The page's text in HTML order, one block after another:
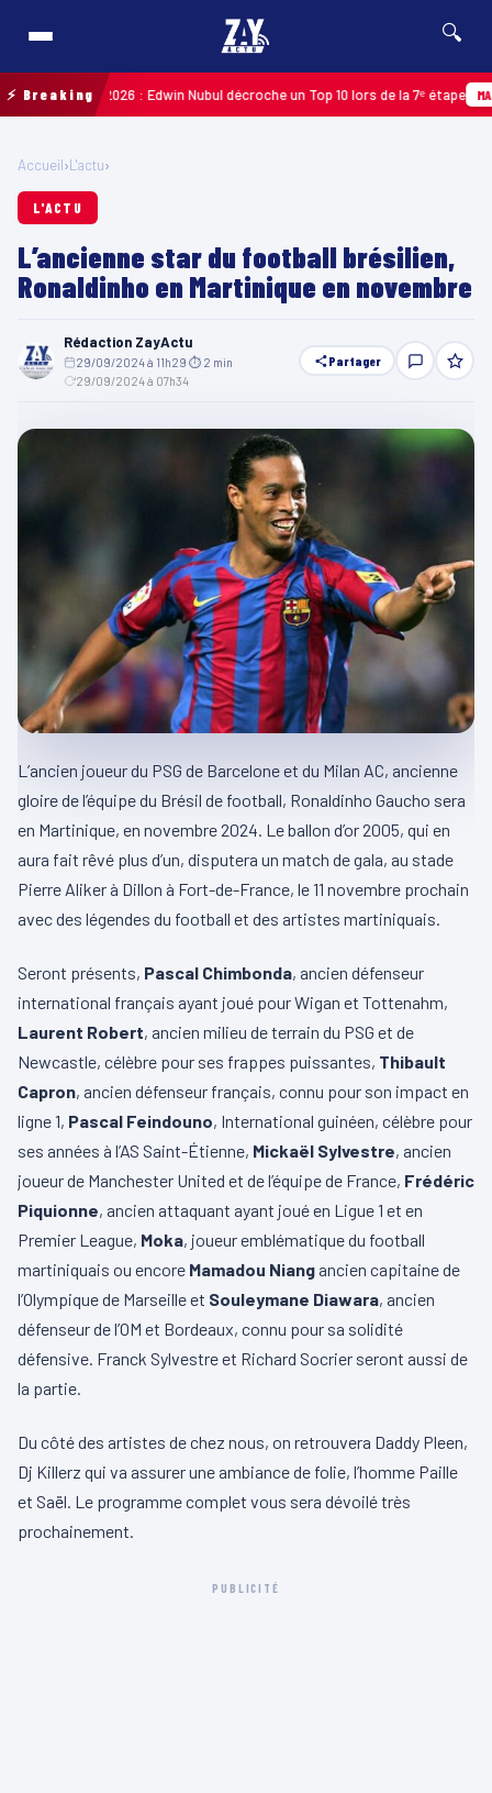
🔍
⚡ Breaking2026 : Edwin Nubul décroche un Top 10 lors de la 7ᵉ étape
Accueil›L'actu›
L'ACTU
L’ancienne star du football brésilien,
Ronaldinho en Martinique en novembre
Rédaction ZayActu
29/09/2024 à 11h29 ⏱ 2 min
29/09/2024 à 07h34
Partager
L’ancien joueur du PSG de Barcelone et du Milan AC, ancienne
gloire de l’équipe du Brésil de football, Ronaldinho Gaucho sera
en Martinique, en novembre 2024. Le ballon d’or 2005, qui en
aura fait rêvé plus d’un, disputera un match de gala, au stade
Pierre Aliker à Dillon à Fort-de-France, le 11 novembre prochain
avec des légendes du football et des artistes martiniquais.
Seront présents, Pascal Chimbonda, ancien défenseur
international français ayant joué pour Wigan et Tottenahm,
Laurent Robert, ancien milieu de terrain du PSG et de
Newcastle, célèbre pour ses frappes puissantes, Thibault
Capron, ancien défenseur français, connu pour son impact en
ligne 1, Pascal Feindouno, International guinéen, célèbre pour
ses années à l’AS Saint-Étienne, Mickaël Sylvestre, ancien
joueur de Manchester United et de l’équipe de France, Frédéric
Piquionne, ancien attaquant ayant joué en Ligue 1 et en
Premier League, Moka, joueur emblématique du football
martiniquais ou encore Mamadou Niang ancien capitaine de
l’Olympique de Marseille et Souleymane Diawara, ancien
défenseur de l’OM et Bordeaux, connu pour sa solidité
défensive. Franck Sylvestre et Richard Socrier seront aussi de
la partie.
Du côté des artistes de chez nous, on retrouvera Daddy Pleen,
Dj Killerz qui va assurer une ambiance de folie, l’homme Paille
et Saël. Le programme complet vous sera dévoilé très
prochainement.
PUBLICITÉ